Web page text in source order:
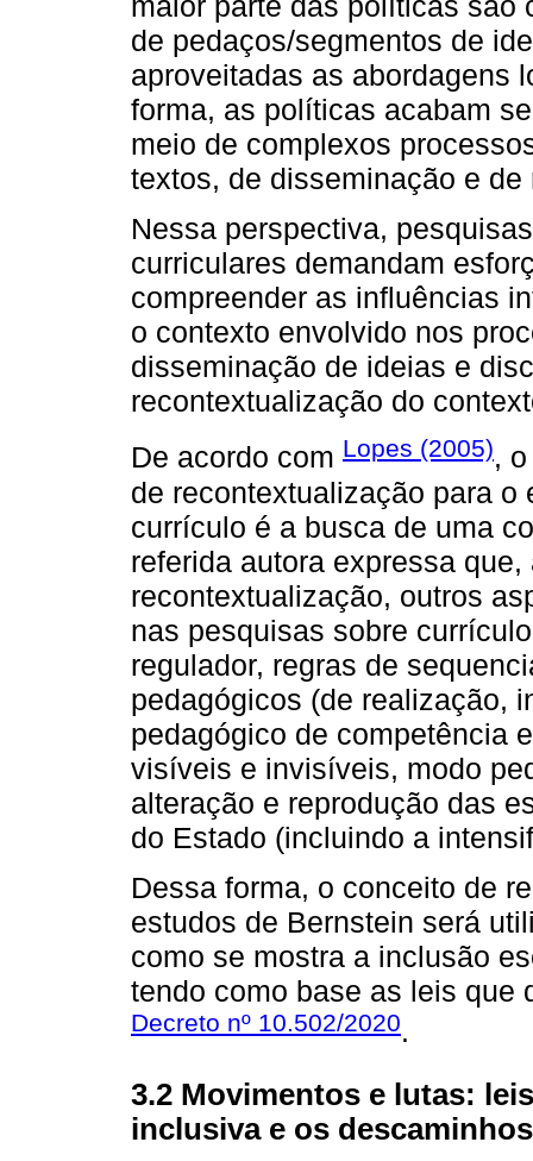
de pedaços/segmentos de
aproveitadas as abordagens
forma, as políticas acabam
meio de complexos
textos, de disseminação e
Nessa perspectiva,
curriculares demandam
compreender as influências
o contexto envolvido nos
disseminação de ideias e
recontextualização do
De acordo com Lopes (2005),
de recontextualização para
currículo é a busca de uma
referida autora expressa
recontextualização, outros
nas pesquisas sobre
regulador, regras de
pedagógicos (de realização,
pedagógico de competência
visíveis e invisíveis, modo
alteração e reprodução das
do Estado (incluindo a
Dessa forma, o conceito de
estudos de Bernstein será
como se mostra a inclusão
tendo como base as leis que
Decreto nº 10.502/2020.
3.2 Movimentos e lutas:
inclusiva e os